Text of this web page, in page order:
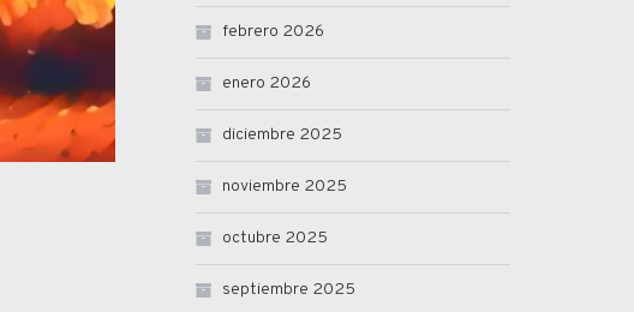
febrero 2026
enero 2026
diciembre 2025
noviembre 2025
octubre 2025
septiembre 2025